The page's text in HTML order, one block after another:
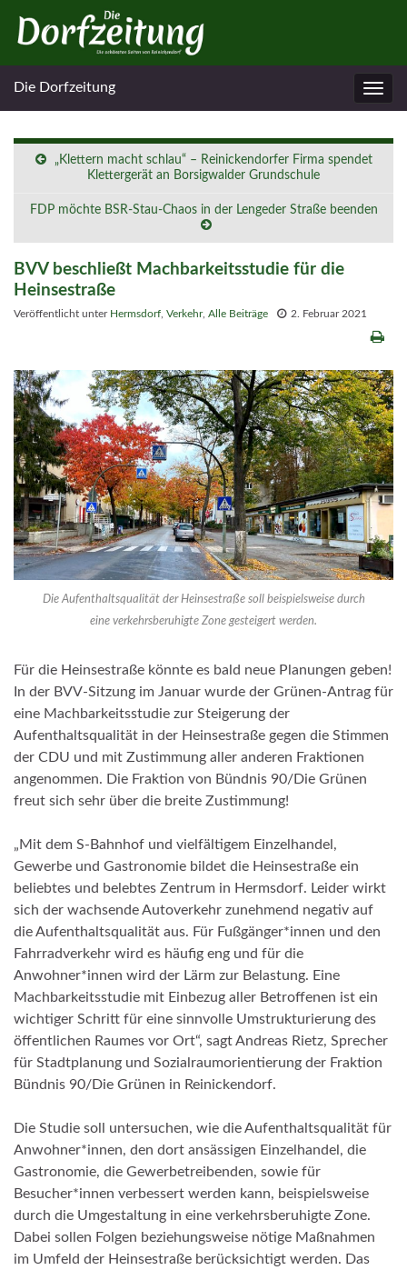
Die Dorfzeitung
„Klettern macht schlau“ – Reinickendorfer Firma spendet
Klettergerät an Borsigwalder Grundschule
FDP möchte BSR-Stau-Chaos in der Lengeder Straße beenden
BVV beschließt Machbarkeitsstudie für die
Heinsestraße
Veröffentlicht unter Hermsdorf Verkehr, Alle Beiträge 2. Februar 2021
Die Aufenthaltsqualität der Heinsestraße soll beispielsweise durch
eine verkehrsberuhigte Zone gesteigert werden.
Für die Heinsestraße könnte es bald neue Planungen geben!
In der BVV-Sitzung im Januar wurde der Grünen-Antrag für
eine Machbarkeitsstudie zur Steigerung der
Aufenthaltsqualität in der Heinsestraße gegen die Stimmen
der CDU und mit Zustimmung aller anderen Fraktionen
angenommen. Die Fraktion von Bündnis 90/Die Grünen
freut sich sehr über die breite Zustimmung!
„Mit dem S-Bahnhof und vielfältigem Einzelhandel,
Gewerbe und Gastronomie bildet die Heinsestraße ein
beliebtes und belebtes Zentrum in Hermsdorf. Leider wirkt
sich der wachsende Autoverkehr zunehmend negativ auf
die Aufenthaltsqualität aus. Für Fußgänger*innen und den
Fahrradverkehr wird es häufig eng und für die
Anwohner*innen wird der Lärm zur Belastung. Eine
Machbarkeitsstudie mit Einbezug aller Betroffenen ist ein
wichtiger Schritt für eine sinnvolle Umstrukturierung des
öffentlichen Raumes vor Ort“, sagt Andreas Rietz, Sprecher
für Stadtplanung und Sozialraumorientierung der Fraktion
Bündnis 90/Die Grünen in Reinickendorf.
Die Studie soll untersuchen, wie die Aufenthaltsqualität für
Anwohner*innen, den dort ansässigen Einzelhandel, die
Gastronomie, die Gewerbetreibenden, sowie für
Besucher*innen verbessert werden kann, beispielsweise
durch die Umgestaltung in eine verkehrsberuhigte Zone.
Dabei sollen Folgen beziehungsweise nötige Maßnahmen
im Umfeld der Heinsestraße berücksichtigt werden. Das